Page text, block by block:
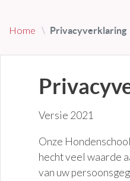
Home Privacyverklaring
Versie 2021
Onze
hecht veel waarde
van uw